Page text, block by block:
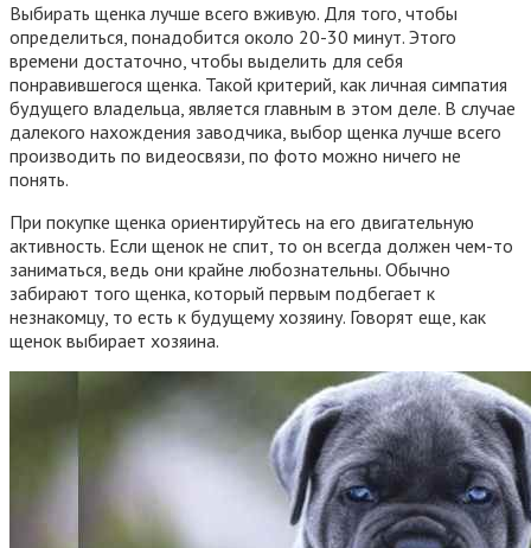
Выбирать щенка лучше всего вживую. Для того, чтобы
определиться, понадобится около 20-30 минут. Этого
времени достаточно, чтобы выделить для себя
понравившегося щенка. Такой критерий, как личная симпатия
будущего владельца, является главным в этом деле. В случае
далекого нахождения заводчика, выбор щенка лучше всего
производить по видеосвязи, по фото можно ничего не
понять.
При покупке щенка ориентируйтесь на его двигательную
активность. Если щенок не спит, то он всегда должен чем-то
заниматься, ведь они крайне любознательны. Обычно
забирают того щенка, который первым подбегает к
незнакомцу, то есть к будущему хозяину. Говорят еще, как
щенок выбирает хозяина.